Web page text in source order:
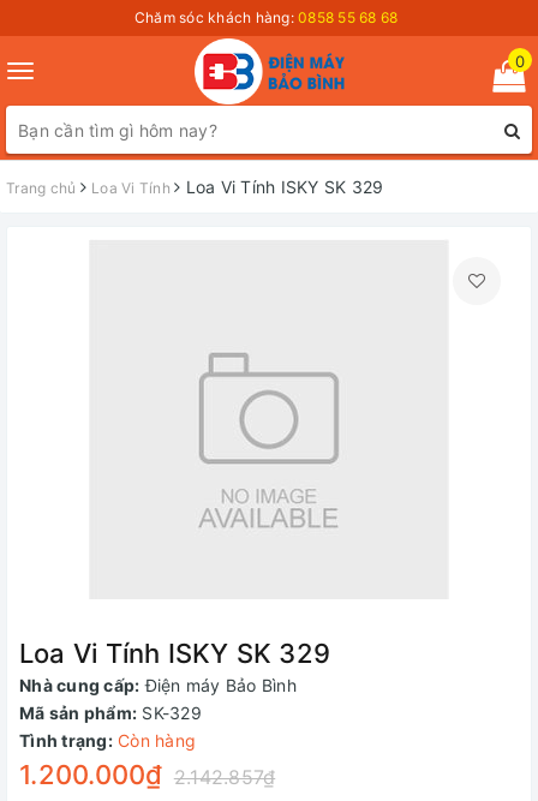
Chăm sóc khách hàng: 0858 55 68 68
Toggle
navigation
0
Trang chủ Loa Vi Tính Loa Vi Tính ISKY SK 329
Loa Vi Tính ISKY SK 329
Nhà cung cấp: Điện máy Bảo Bình
Mã sản phẩm: SK-329
Tình trạng: Còn hàng
1.200.000₫ 2.142.857₫